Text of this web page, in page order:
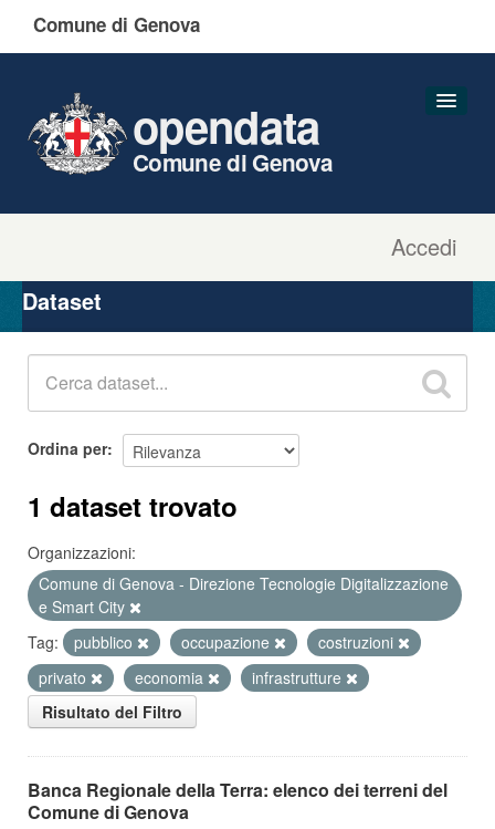
Comune di Genova
Accedi
opendata
Comune di Genova
Organizzazioni
Gruppi
Dataset
Ordina per
1 dataset trovato
Organizzazioni:
Comune di Genova - Direzione Tecnologie Digitalizzazione
e Smart City
Tag:
pubblico occupazione
costruzioni
privato
economia
infrastrutture
Risultato del Filtro
Banca Regionale della Terra: elenco dei terreni del
Comune di Genova